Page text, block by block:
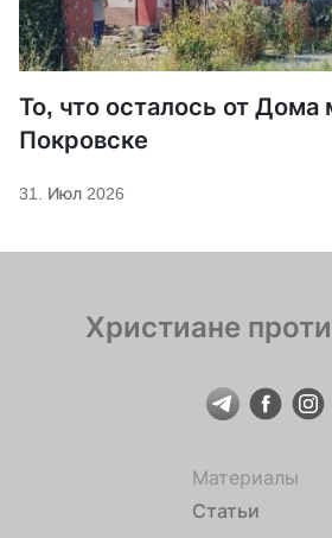
То, что осталось от Дома
Покровске
31. Июл 2026
Христиане
Материалы
Статьи